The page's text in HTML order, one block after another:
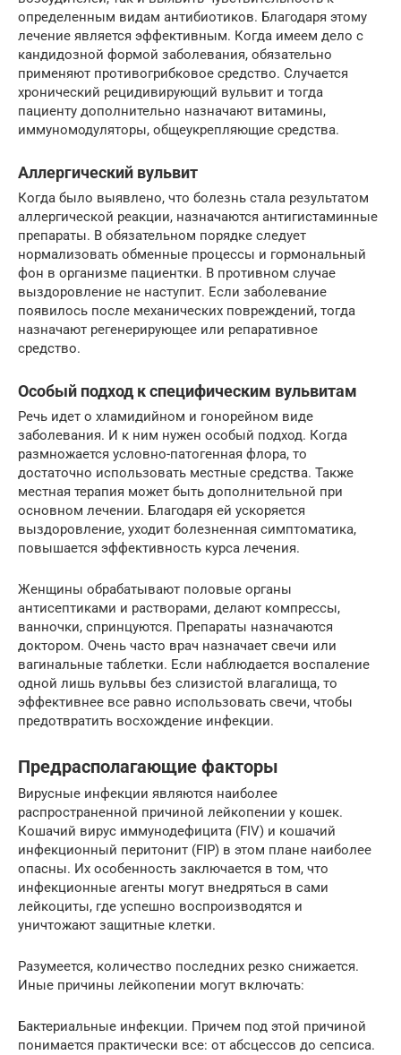
определенным видам антибиотиков. Благодаря этому
лечение является эффективным. Когда имеем дело с
кандидозной формой заболевания, обязательно
применяют противогрибковое средство. Случается
хронический рецидивирующий вульвит и тогда
пациенту дополнительно назначают витамины,
иммуномодуляторы, общеукрепляющие средства.
Аллергический вульвит
Когда было выявлено, что болезнь стала результатом
аллергической реакции, назначаются антигистаминные
препараты. В обязательном порядке следует
нормализовать обменные процессы и гормональный
фон в организме пациентки. В противном случае
выздоровление не наступит. Если заболевание
появилось после механических повреждений, тогда
назначают регенерирующее или репаративное
средство.
Особый подход к специфическим вульвитам
Речь идет о хламидийном и гонорейном виде
заболевания. И к ним нужен особый подход. Когда
размножается условно-патогенная флора, то
достаточно использовать местные средства. Также
местная терапия может быть дополнительной при
основном лечении. Благодаря ей ускоряется
выздоровление, уходит болезненная симптоматика,
повышается эффективность курса лечения.
Женщины обрабатывают половые органы
антисептиками и растворами, делают компрессы,
ванночки, спринцуются. Препараты назначаются
доктором. Очень часто врач назначает свечи или
вагинальные таблетки. Если наблюдается воспаление
одной лишь вульвы без слизистой влагалища, то
эффективнее все равно использовать свечи, чтобы
предотвратить восхождение инфекции.
Предрасполагающие факторы
Вирусные инфекции являются наиболее
распространенной причиной лейкопении у кошек.
Кошачий вирус иммунодефицита (FIV) и кошачий
инфекционный перитонит (FIP) в этом плане наиболее
опасны. Их особенность заключается в том, что
инфекционные агенты могут внедряться в сами
лейкоциты, где успешно воспроизводятся и
уничтожают защитные клетки.
Разумеется, количество последних резко снижается.
Иные причины лейкопении могут включать:
Бактериальные инфекции. Причем под этой причиной
понимается практически все: от абсцессов до сепсиса.